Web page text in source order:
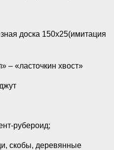
доска 150х25(имитация
– «ласточкин хвост»
рубероид;
скобы, деревянные